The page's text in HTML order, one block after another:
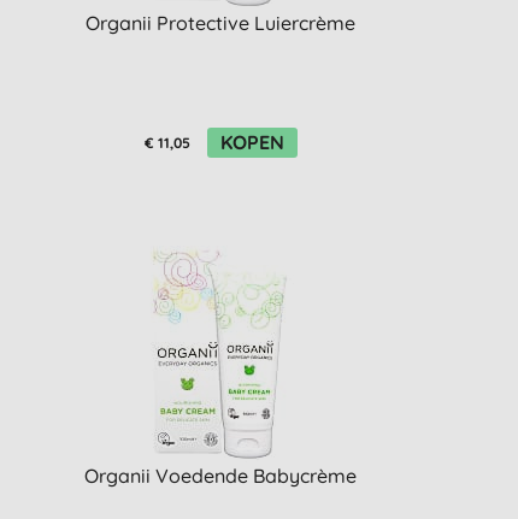
Organii Protective Luiercrème
€ 11,05 KOPEN
Organii Voedende Babycrème